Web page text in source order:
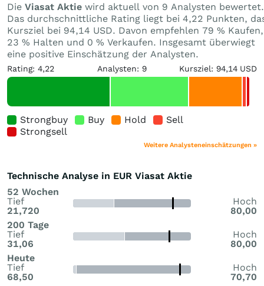
Die Viasat Aktie wird aktuell von 9 Analysten bewertet.
Das durchschnittliche Rating liegt bei 4,22 Punkten,
Kursziel bei 94,14 USD. Davon empfehlen 79 % Kaufen,
23 % Halten und 0 % Verkaufen. Insgesamt überwiegt
eine positive Einschätzung der Analysten.
Rating: 4,22 Analysten: 9 Kursziel: 94,14 USD
Strongbuy Buy Hold
Sell
Strongsell
Weitere Analysteneinschätzungen »
Technische Analyse in EUR Viasat Aktie
52 Wochen
Tief
21,720
Hoch
80,00
200 Tage
Tief
31,06
Hoch
80,00
Heute
Tief
68,50
Hoch
70,70